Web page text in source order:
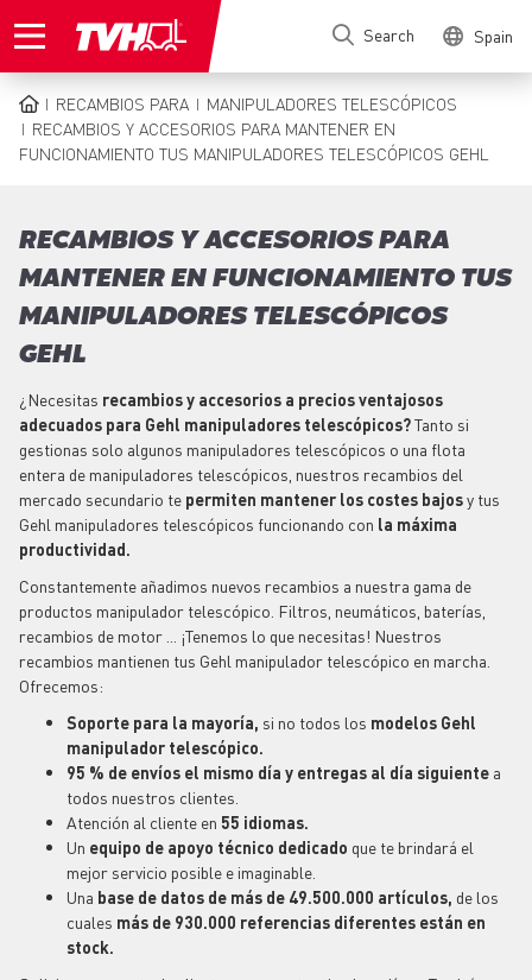
to
Search Spain
BREADCRUMB
RECAMBIOS PARA
MANIPULADORES TELESCÓPICOS
RECAMBIOS Y ACCESORIOS PARA MANTENER EN
FUNCIONAMIENTO TUS MANIPULADORES TELESCÓPICOS GEHL
RECAMBIOS Y ACCESORIOS PARA
MANTENER EN FUNCIONAMIENTO TUS
MANIPULADORES TELESCÓPICOS
GEHL
¿Necesitas recambios y accesorios a precios ventajosos
adecuados para Gehl manipuladores telescópicos?Tanto si
gestionas solo algunos manipuladores telescópicos o una flota
entera de manipuladores telescópicos, nuestros recambios del
mercado secundario te permiten mantener los costes bajosy tus
Gehl manipuladores telescópicos funcionando con la máxima
productividad.
Constantemente añadimos nuevos recambios a nuestra gama de
productos manipulador telescópico. Filtros, neumáticos, baterías,
recambios de motor ... ¡Tenemos lo que necesitas! Nuestros
recambios mantienen tus Gehl manipulador telescópico en marcha.
Ofrecemos:
Soporte para la mayoría, si no todos los modelos Gehl
manipulador telescópico.
95 % de envíos el mismo día y entregas al día siguiente a
todos nuestros clientes.
Atención al cliente en 55 idiomas.
Un equipo de apoyo técnico dedicado que te brindará el
mejor servicio posible e imaginable.
Una base de datos de más de 49.500.000 artículos, de los
cuales más de 930.000 referencias diferentes están en
stock.